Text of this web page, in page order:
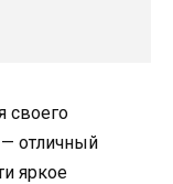
своего
— отличный
яркое